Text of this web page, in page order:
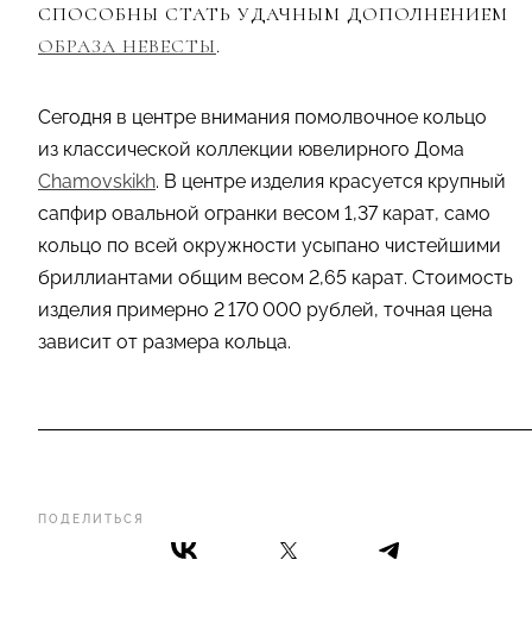
ПОДЕЛИТЬСЯ
СПОСОБНЫ СТАТЬ УДАЧНЫМ ДОПОЛНЕНИЕМ
ОБРАЗА НЕВЕСТЫ.
Сегодня в центре внимания помолвочное кольцо
из классической коллекции ювелирного Дома
Chamovskikh. В центре изделия красуется крупный
сапфир овальной огранки весом 1,37 карат, само
кольцо по всей окружности усыпано чистейшими
бриллиантами общим весом 2,65 карат. Стоимость
изделия примерно 2 170 000 рублей, точная цена
зависит от размера кольца.